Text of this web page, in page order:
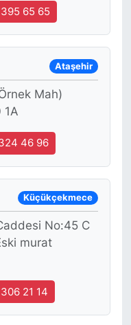
65 65
Ataşehir
Mah)
1A
46 96
Küçükçekmece
No:45 C
murat
21 14